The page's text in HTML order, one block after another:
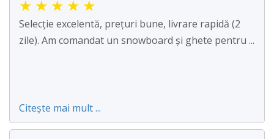
★ ★ ★ ★ ★
Selecție excelentă, prețuri bune, livrare rapidă (2
zile). Am comandat un snowboard și ghete pentru ...
Citește mai mult ...